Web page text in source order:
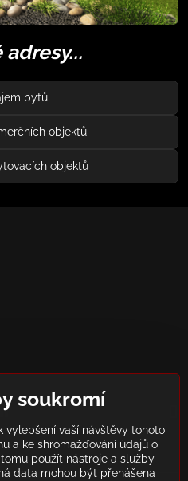
bytů
objektů
objektů
soukromí
vylepšení vaší návštěvy tohoto
a ke shromažďování údajů o
použít nástroje a služby
data mohou být přenášena